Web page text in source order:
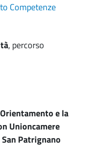
Competenze
, percorso
e la
Unioncamere
Patrignano